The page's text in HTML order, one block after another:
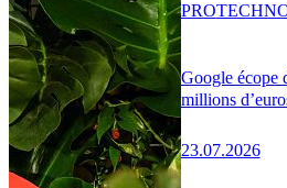
Google écope
millions
23.07.2026
PRO